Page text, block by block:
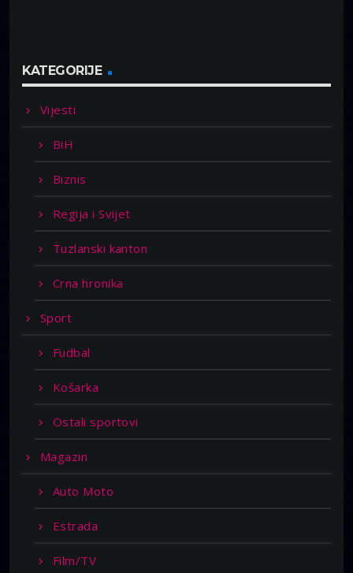
KATEGORIJE
Vijesti
BiH
Biznis
Regija i Svijet
Tuzlanski kanton
Crna hronika
Sport
Fudbal
Košarka
Ostali sportovi
Magazin
Auto Moto
Estrada
Film/TV